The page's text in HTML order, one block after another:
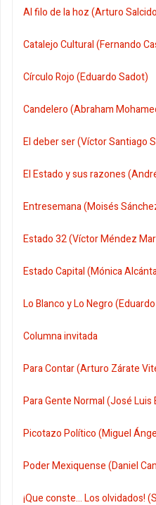
Al filo de la hoz (Arturo
Catalejo Cultural (Fernando
Círculo Rojo (Eduardo Sadot)
Candelero (Abraham
El deber ser (Víctor Santiago
El Estado y sus razones
Entresemana (Moisés
Estado 32 (Víctor Méndez
Estado Capital (Mónica
Lo Blanco y Lo Negro
Columna invitada
Para Contar (Arturo Zárate
Para Gente Normal (José Luis
Picotazo Político (Miguel
Poder Mexiquense (Daniel
¡Que conste... Los olvidados!